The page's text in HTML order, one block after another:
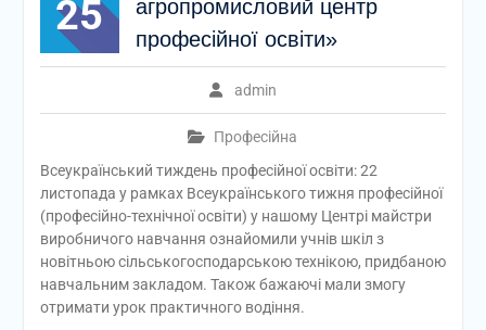
25
агропромисловий центр
професійної освіти»
admin
Професійна
Всеукраїнський тиждень професійної освіти: 22
листопада у рамках Всеукраїнського тижня професійної
(професійно-технічної освіти) у нашому Центрі майстри
виробничого навчання ознайомили учнів шкіл з
новітньою сільськогосподарською технікою, придбаною
навчальним закладом. Також бажаючі мали змогу
отримати урок практичного водіння.